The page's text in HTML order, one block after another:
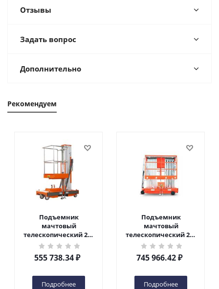
Отзывы
Задать вопрос
Дополнительно
Рекомендуем
Подъемник
мачтовый
телескопический 200
кг 6 м TOR GTWY6-200S
DC 2-мачтовый
(автономный) (G) в
555 738.34₽
Подробнее
Подъемник
мачтовый
телескопический 200
кг 10 м TOR GTWY10-
200S DC 2-мачтовый
(автономный) (N) в
745 966.42₽
Подробнее